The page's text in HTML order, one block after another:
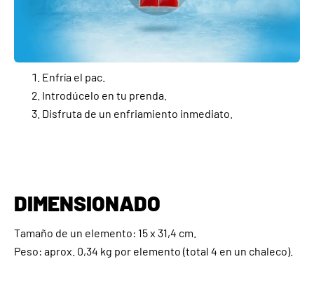
Enfría el pac.
Introdúcelo en tu prenda.
Disfruta de un enfriamiento inmediato.
DIMENSIONADO
Tamaño de un elemento: 15 x 31,4 cm.
Peso: aprox. 0,34 kg por elemento (total 4 en un chaleco).